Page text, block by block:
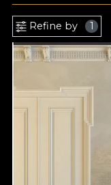
Refine by 1